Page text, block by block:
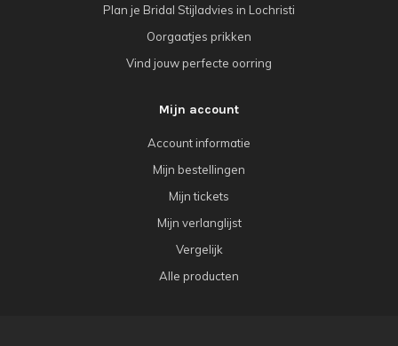
Plan je Bridal Stijladvies in Lochristi
Oorgaatjes prikken
Vind jouw perfecte oorring
Mijn account
Account informatie
Mijn bestellingen
Mijn tickets
Mijn verlanglijst
Vergelijk
Alle producten